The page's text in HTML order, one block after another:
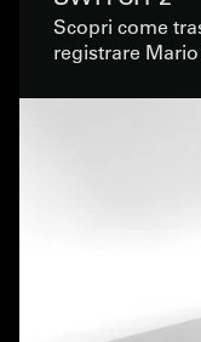
Scopri come
registrare